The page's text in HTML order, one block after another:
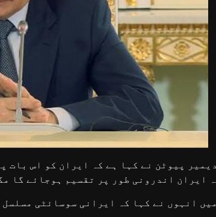
پیوٹن نے کہا ہے کہ ایران کو اس
انہوں نے کہا کہ ایرانی سوسائٹی